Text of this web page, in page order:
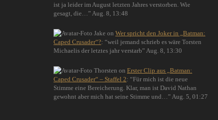
ist ja leider im August letzten Jahres verstorben. Wie
gesagt, die… ” Aug. 8, 13:48
Jake on Wer spricht den Joker in „Batman:
Caped Crusader“?: “weil jemand schrieb es wäre Torsten
Michaelis der letztes jahr verstarb” Aug. 8, 13:30
Thorsten on Erster Clip aus „Batman:
Caped Crusader“ – Staffel 2: “Für mich ist die neue
Stimme eine Bereicherung. Klar, man ist David Nathan
gewohnt aber mich hat seine Stimme und… ” Aug. 5, 01:27